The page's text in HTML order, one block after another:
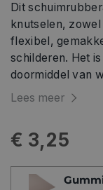
Dit
knutselen,
flexibel,
schilderen. Het
doormiddel van
het
Lees meer
€ 3,25